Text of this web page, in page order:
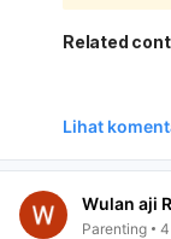
atau hipseat
paling sesuai
Related
Lihat
Wulan aji
Parenting